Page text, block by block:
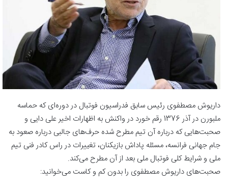
داریوش مصطفوی رئیس سابق فدراسیون فوتبال در دوره‌ای که حماسه
ملبورن در آذر 1376 رقم خورد در واکنش به اظهارات اخیر علی دایی و
صحبت‌هایی که درباره آن تیم مطرح شده حرف‌های جالبی درباره صعود به
جام جهانی فرانسه، مسئله پاداش بازیکنان، تغییرات در راس کادر فنی تیم
ملی و شرایط کلی فوتبال ملی بعد از آن مطرح می‌کند.
صحبت‌های داریوش مصطفوی را بدون کم و کاست می‌خوانید: